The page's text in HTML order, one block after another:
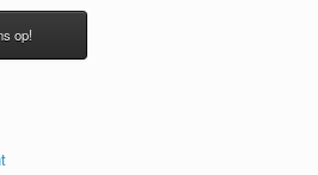
op!